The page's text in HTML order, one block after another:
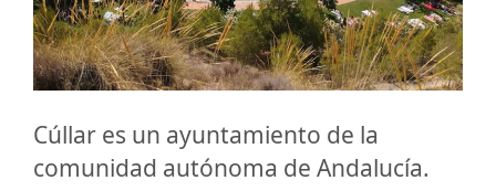
Cúllar es un ayuntamiento de la
comunidad autónoma de Andalucía.